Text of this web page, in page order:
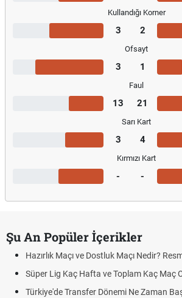
Kullandığı Korner
3 2
Ofsayt
3 1
Faul
13 21
Sarı Kart
3 4
Kırmızı Kart
- -
Şu An Popüler İçerikler
ve Dostluk Maçı Nedir? Resmî Maçlardan
Kaç Hafta ve Toplam Kaç Maç Oynanır?
Transfer Dönemi Ne Zaman Başlıyor ve Bitiyor?